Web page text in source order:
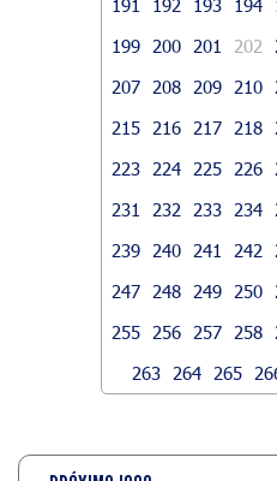
191
192 193 194
199
200 201 202
207
208 209 210
215
216 217 218
223
224 225 226
231
232 233 234
239
240 241 242
247
248 249 250
255
256 257 258
263
264 265